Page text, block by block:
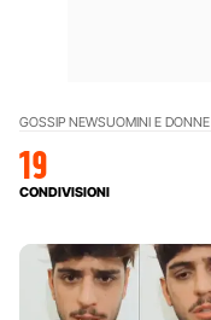
GOSSIP NEWSUOMINI E DONNE
19
CONDIVISIONI